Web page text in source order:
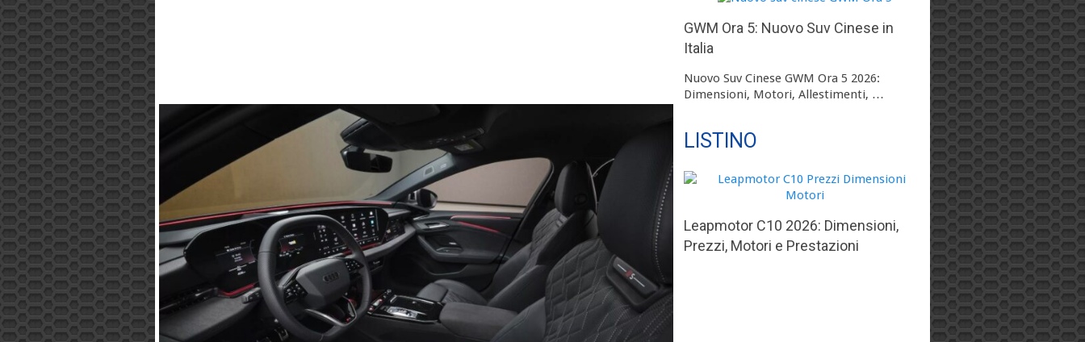
GWM Ora 5: Nuovo Suv Cinese in
Italia
Nuovo Suv Cinese GWM Ora 5 2026:
Dimensioni, Motori, Allestimenti, …
LISTINO
Leapmotor C10 2026: Dimensioni,
Prezzi, Motori e Prestazioni